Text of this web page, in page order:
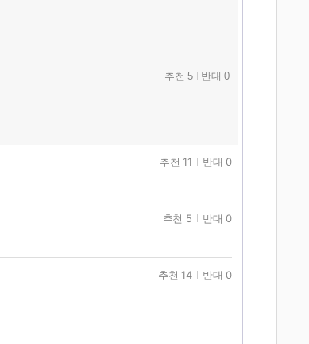
추천 5 반대 0
추천 11 반대 0
추천 5 반대 0
추천 14 반대 0